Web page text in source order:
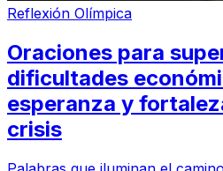
Reflexión Olímpica
Oraciones para
dificultades
esperanza y
crisis